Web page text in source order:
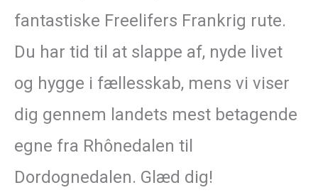
fantastiske Freelifers Frankrig rute.
Du har tid til at slappe af, nyde livet
og hygge i fællesskab, mens vi viser
dig gennem landets mest betagende
egne fra Rhônedalen til
Dordognedalen. Glæd dig!